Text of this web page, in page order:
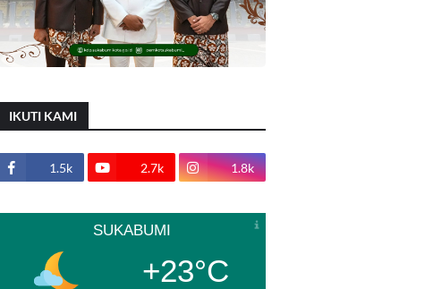
IKUTI KAMI
1.5k 2.7k 1.8k
SUKABUMI
+23°C